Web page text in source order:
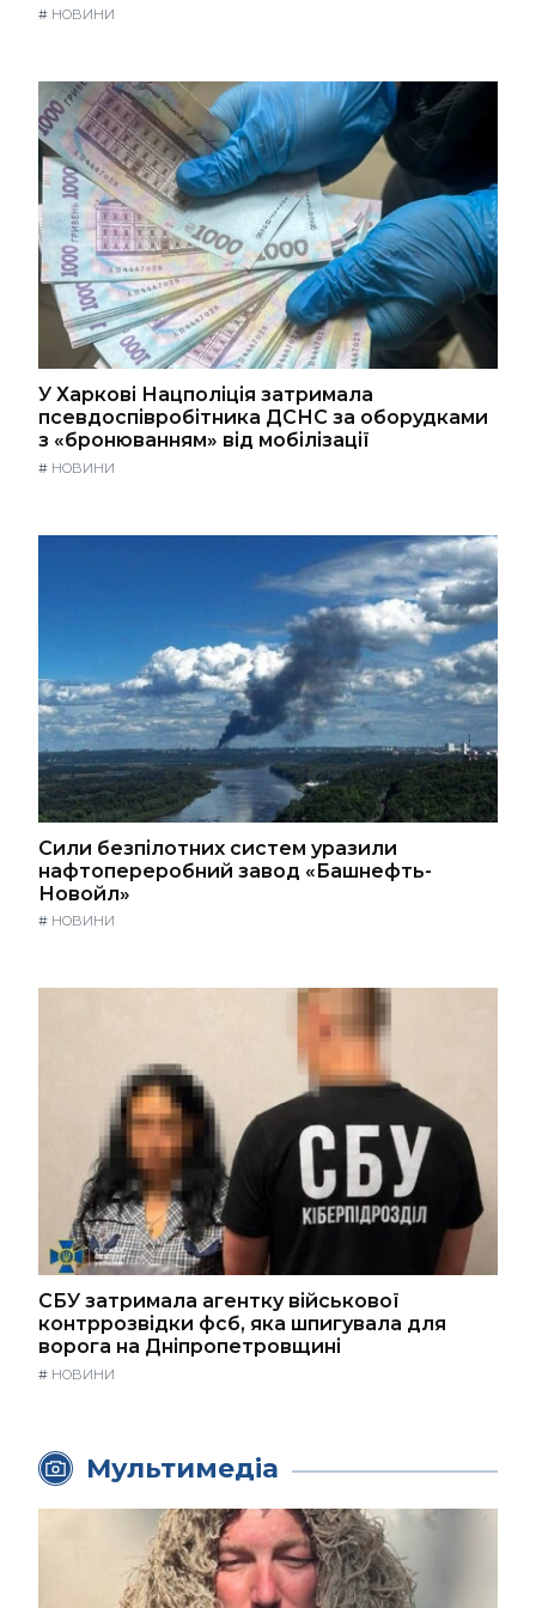
# НОВИНИ
У Харкові Нацполіція затримала
псевдоспівробітника ДСНС за оборудками
з «бронюванням» від мобілізації
# НОВИНИ
Сили безпілотних систем уразили
нафтопереробний завод «Башнефть-
Новойл»
# НОВИНИ
СБУ затримала агентку військової
контррозвідки фсб, яка шпигувала для
ворога на Дніпропетровщині
# НОВИНИ
Мультимедіа